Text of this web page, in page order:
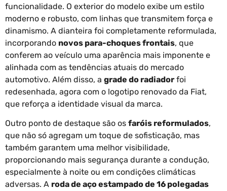
funcionalidade. O exterior do modelo exibe um estilo
moderno e robusto, com linhas que transmitem força e
dinamismo. A dianteira foi completamente reformulada,
incorporando novos para-choques frontais, que
conferem ao veículo uma aparência mais imponente e
alinhada com as tendências atuais do mercado
automotivo. Além disso, a grade do radiador foi
redesenhada, agora com o logotipo renovado da Fiat,
que reforça a identidade visual da marca.
Outro ponto de destaque são os faróis reformulados,
que não só agregam um toque de sofisticação, mas
também garantem uma melhor visibilidade,
proporcionando mais segurança durante a condução,
especialmente à noite ou em condições climáticas
adversas. A roda de aço estampado de 16 polegadas